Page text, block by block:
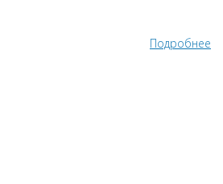
Подробнее